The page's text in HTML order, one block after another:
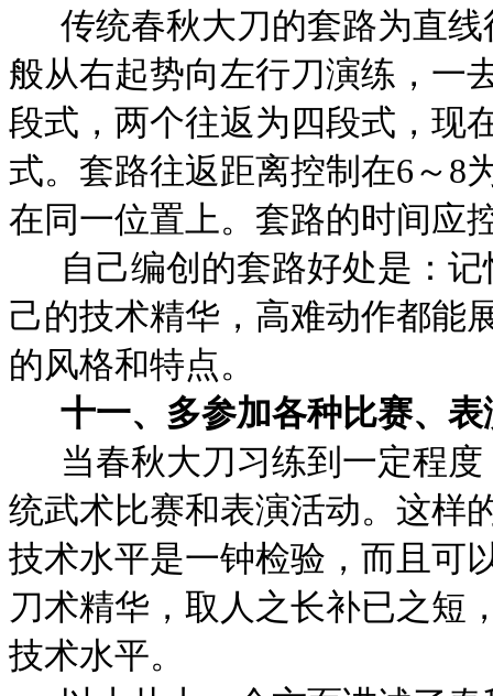
传统春秋大刀的套路为直
般从右起势向左行刀演练，一
段式，两个往返为四段式，现
式。套路往返距离控制在6～8
在同一位置上。套路的时间应
自己编创的套路好处是：
己的技术精华，高难动作都能
的风格和特点。
十一、多参加各种比赛、
当春秋大刀习练到一定程
统武术比赛和表演活动。这样
技术水平是一钟检验，而且可
刀术精华，取人之长补已之短
技术水平。